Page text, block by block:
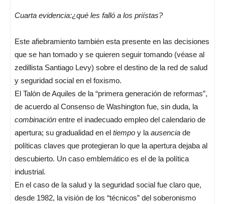
Cuarta evidencia:¿qué les falló a los priístas?
Este afiebramiento también esta presente en las decisiones
que se han tomado y se quieren seguir tomando (véase al
zedillista Santiago Levy) sobre el destino de la red de salud
y seguridad social en el foxismo.
El Talón de Aquiles de la “primera generación de reformas”,
de acuerdo al Consenso de Washington fue, sin duda, la
combinación entre el inadecuado empleo del calendario de
apertura; su gradualidad en el tiempo y la ausencia de
políticas claves que protegieran lo que la apertura dejaba al
descubierto. Un caso emblemático es el de la política
industrial.
En el caso de la salud y la seguridad social fue claro que,
desde 1982, la visión de los “técnicos” del soberonismo